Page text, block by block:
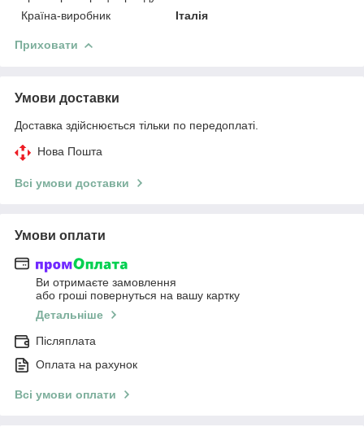
Країна-виробник
Італія
Приховати
Умови доставки
Доставка здійснюється тільки по передоплаті.
Нова Пошта
Всі умови доставки
Умови оплати
Ви отримаєте замовлення
або гроші повернуться на вашу картку
Детальніше
Післяплата
Оплата на рахунок
Всі умови оплати